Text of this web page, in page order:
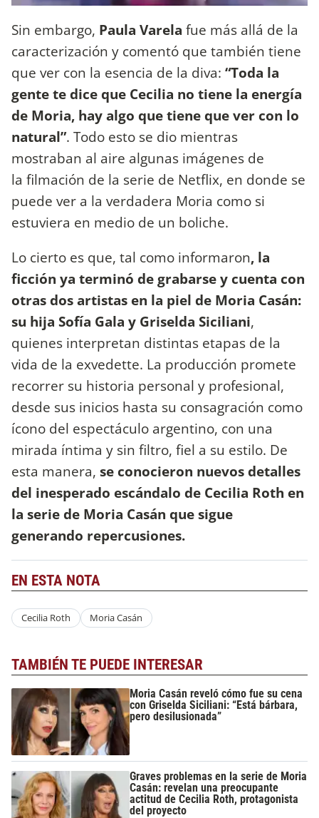
Sin embargo, Paula Varela fue más allá de la
caracterización y comentó que también tiene
que ver con la esencia de la diva: “Toda la
gente te dice que Cecilia no tiene la energía
de Moria, hay algo que tiene que ver con lo
natural”. Todo esto se dio mientras
mostraban al aire algunas imágenes de
la filmación de la serie de Netflix, en donde se
puede ver a la verdadera Moria como si
estuviera en medio de un boliche.
Lo cierto es que, tal como informaron, la
ficción ya terminó de grabarse y cuenta con
otras dos artistas en la piel de Moria Casán:
su hija Sofía Gala y Griselda Siciliani,
quienes interpretan distintas etapas de la
vida de la exvedette. La producción promete
recorrer su historia personal y profesional,
desde sus inicios hasta su consagración como
ícono del espectáculo argentino, con una
mirada íntima y sin filtro, fiel a su estilo. De
esta manera, se conocieron nuevos detalles
del inesperado escándalo de Cecilia Roth en
la serie de Moria Casán que sigue
generando repercusiones.
EN ESTA NOTA
Cecilia Roth Moria Casán
TAMBIÉN TE PUEDE INTERESAR
Moria Casán reveló cómo fue su cena
con Griselda Siciliani: “Está bárbara,
pero desilusionada”
Graves problemas en la serie de Moria
Casán: revelan una preocupante
actitud de Cecilia Roth, protagonista
del proyecto